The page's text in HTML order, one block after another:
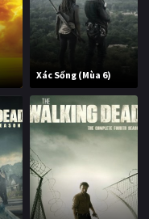
Xác Sống (Mùa 6)